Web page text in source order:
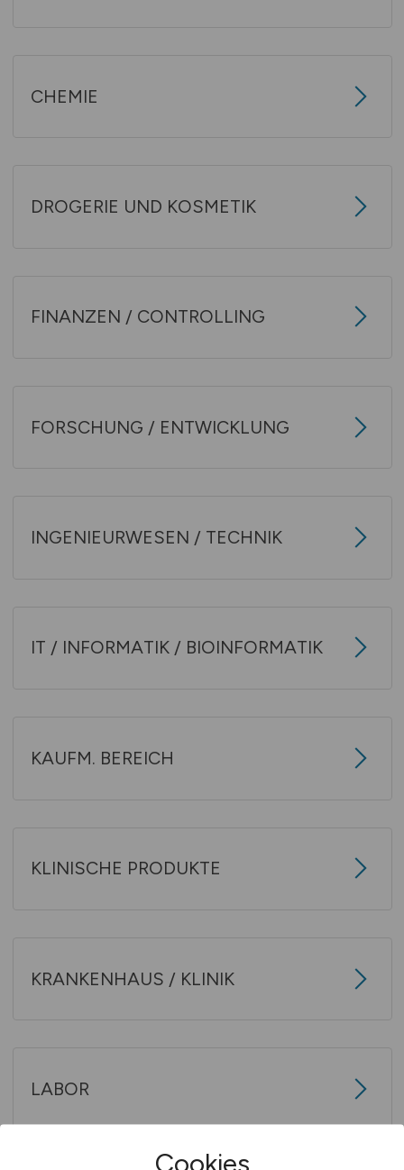
CHEMIE
DROGERIE UND KOSMETIK
FINANZEN / CONTROLLING
FORSCHUNG / ENTWICKLUNG
INGENIEURWESEN / TECHNIK
IT / INFORMATIK / BIOINFORMATIK
KAUFM. BEREICH
KLINISCHE PRODUKTE
KRANKENHAUS / KLINIK
LABOR
Cookies